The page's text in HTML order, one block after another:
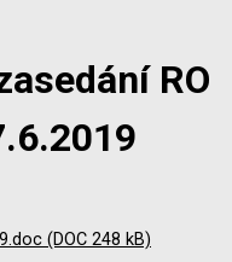
RO
(DOC 248 kB)